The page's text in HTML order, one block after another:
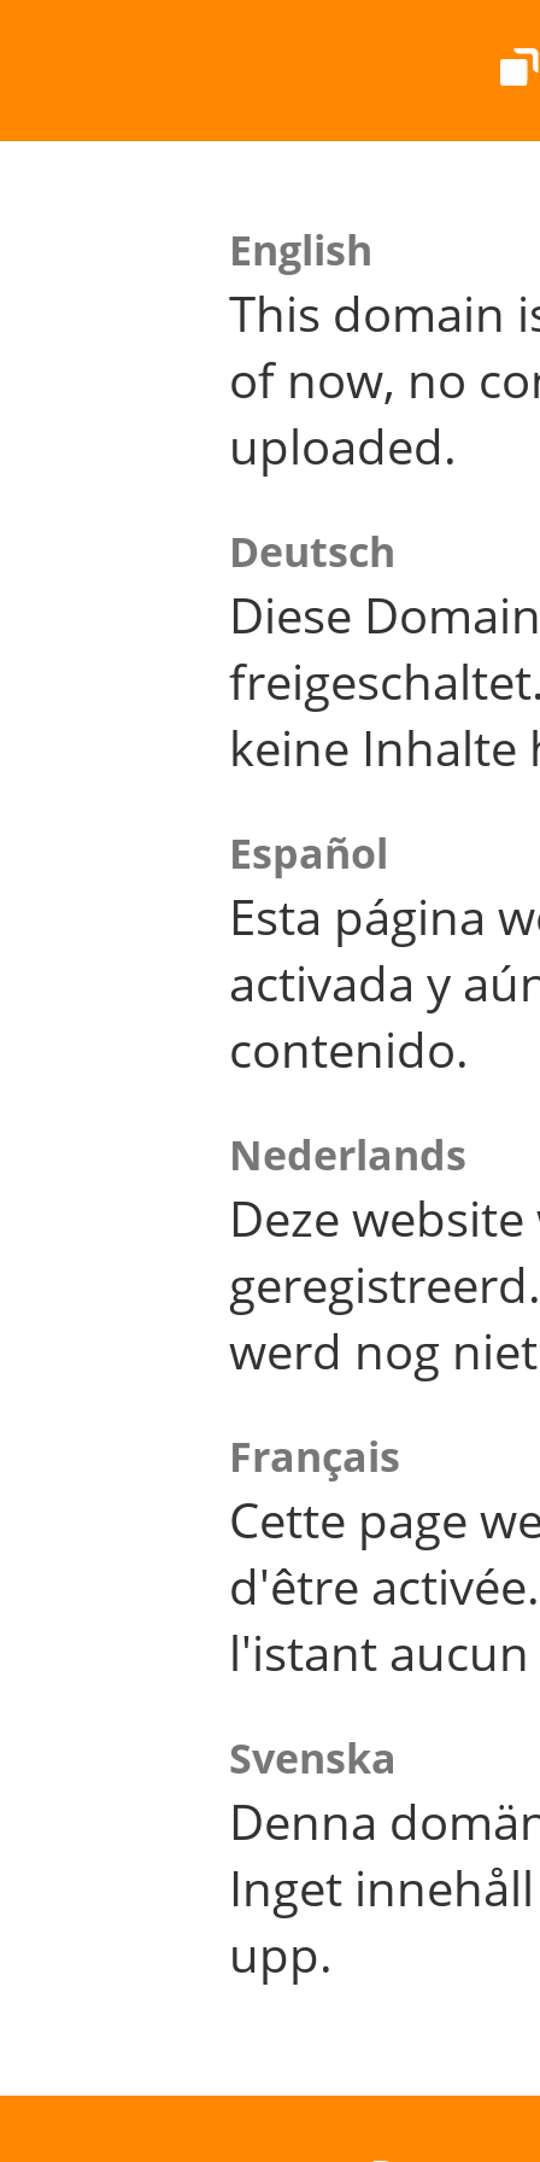
English
This domain
of now, no
uploaded.
Deutsch
Diese
keine Inhalte
Español
Esta página
activada y
contenido.
Nederlands
Deze
werd nog
Français
Cette page
d'être
l'istant
Svenska
Denna
Inget
upp.